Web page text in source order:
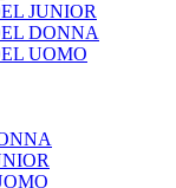
JUNIOR
DONNA
UOMO